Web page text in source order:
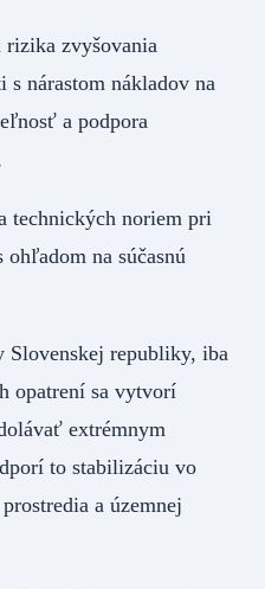
zvyšovania
s nárastom nákladov na
a podpora
technických noriem pri
ohľadom na súčasnú
Slovenskej republiky, iba
opatrení sa vytvorí
extrémnym
to stabilizáciu vo
a územnej